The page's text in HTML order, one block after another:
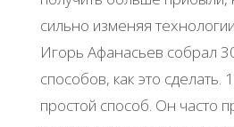
сильно изменяя
Игорь Афанасьев собрал
способов, как это
простой способ. Он часто